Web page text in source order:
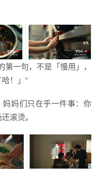
一句，不是「慢用」，
！」”
妈妈们只在乎一件事：你
滚烫。